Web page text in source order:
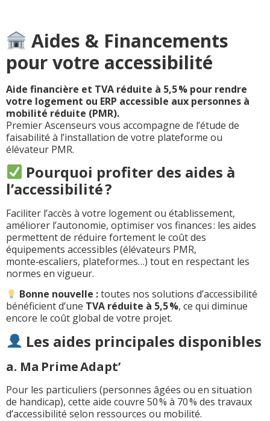
Aides & Financements
pour votre accessibilité
Aide financière et TVA réduite à 5,5 % pour rendre
votre logement ou ERP accessible aux personnes à
mobilité réduite (PMR).
Premier Ascenseurs vous accompagne de l’étude de
faisabilité à l’installation de votre plateforme ou
élévateur PMR.
Pourquoi profiter des aides à
l’accessibilité ?
Faciliter l’accès à votre logement ou établissement,
améliorer l’autonomie, optimiser vos finances : les aides
permettent de réduire fortement le coût des
équipements accessibles (élévateurs PMR,
monte‑escaliers, plateformes…) tout en respectant les
normes en vigueur.
Bonne nouvelle :toutes nos solutions d’accessibilité
bénéficient d’une TVA réduite à 5,5 %, ce qui diminue
encore le coût global de votre projet.
Les aides principales disponibles
a. Ma Prime Adapt’
Pour les particuliers (personnes âgées ou en situation
de handicap), cette aide couvre 50 % à 70 % des travaux
d’accessibilité selon ressources ou mobilité.